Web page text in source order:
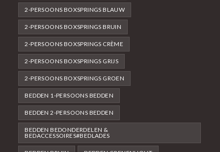
2-PERSOONS BOXSPRINGS BLAUW
2-PERSOONS BOXSPRINGS BRUIN
2-PERSOONS BOXSPRINGS CRÈME
2-PERSOONS BOXSPRINGS GRIJS
2-PERSOONS BOXSPRINGS GROEN
BEDDEN 1-PERSOONS BEDDEN
BEDDEN 2-PERSOONS BEDDEN
BEDDEN BEDONDERDELEN &
BEDACCESSOIRES#BEDLADES